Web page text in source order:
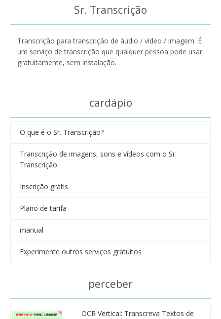
Sr. Transcrição
Transcrição para transcrição de áudio / vídeo / imagem. É
um serviço de transcrição que qualquer pessoa pode usar
gratuitamente, sem instalação.
cardápio
O que é o Sr. Transcrição?
Transcrição de imagens, sons e vídeos com o Sr.
Transcrição
Inscrição grátis
Plano de tarifa
manual
Experimente outros serviços gratuitos
perceber
OCR Vertical: Transcreva Textos de